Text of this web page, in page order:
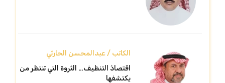
الكاتب / عبدالمحسن الحارثي
اقتصادُ التنظيف… الثروة التي تنتظر من
يكتشفها